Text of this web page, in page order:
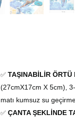
✅ TAŞINABİLİR ÖRTÜ
(27cmX17cm X 5cm),
matı kumsuz su
✅ ÇANTA ŞEKLİNDE